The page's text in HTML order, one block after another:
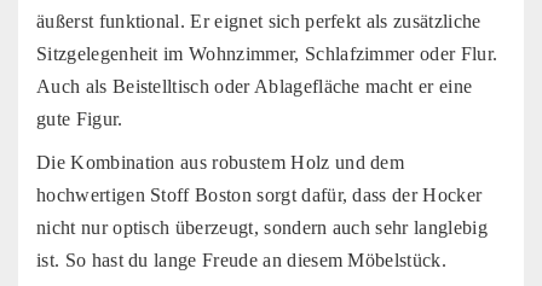
äußerst funktional. Er eignet sich perfekt als zusätzliche
Sitzgelegenheit im Wohnzimmer, Schlafzimmer oder Flur.
Auch als Beistelltisch oder Ablagefläche macht er eine
gute Figur.
Die Kombination aus robustem Holz und dem
hochwertigen Stoff Boston sorgt dafür, dass der Hocker
nicht nur optisch überzeugt, sondern auch sehr langlebig
ist. So hast du lange Freude an diesem Möbelstück.